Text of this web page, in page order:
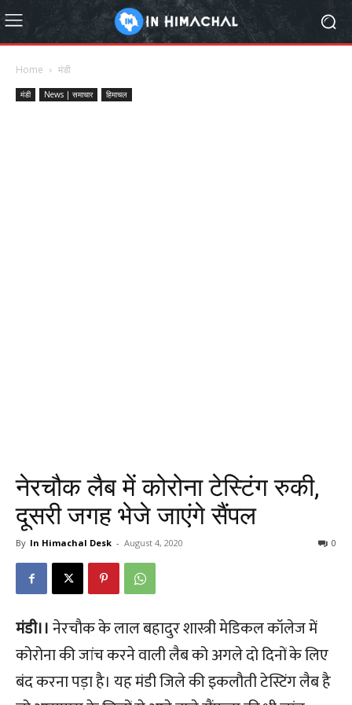
Home मंडी
मंडी News | समाचार हिमाचल
नेरचौक लैब में कोरोना टेस्टिंग रुकी,
दूसरी जगह भेजे जाएंगे सैंपल
By In Himachal Desk - August 4, 2020 0
मंडी।।नेरचौक के लाल बहादुर शास्त्री मेडिकल कॉलेज में
कोरोना की जांच करने वाली लैब को अगले दो दिनों के लिए
बंद करना पड़ा है। यह मंडी जिले की इकलौती टेस्टिंग लैब है